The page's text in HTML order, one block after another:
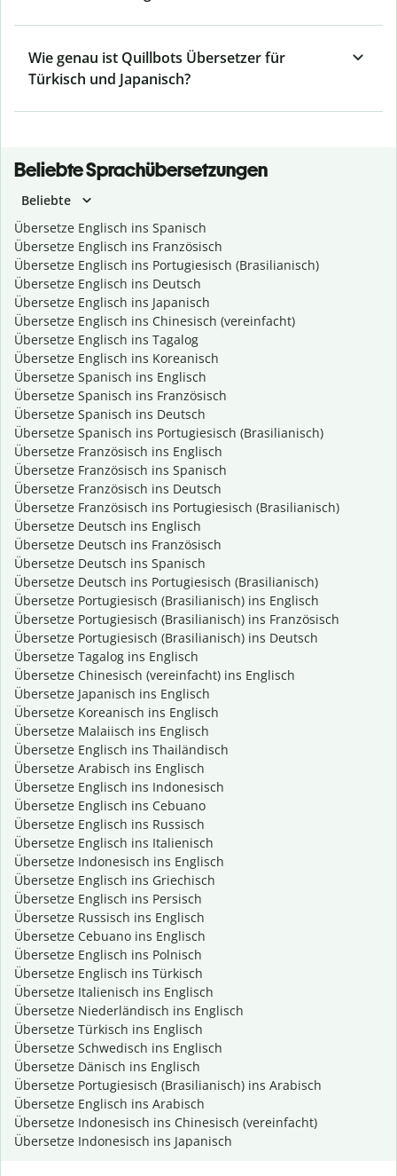
Wie genau ist Quillbots Übersetzer für
Türkisch und Japanisch?
Beliebte Sprachübersetzungen
Beliebte
Übersetze Englisch ins Spanisch
Übersetze Englisch ins Französisch
Übersetze Englisch ins Portugiesisch (Brasilianisch)
Übersetze Englisch ins Deutsch
Übersetze Englisch ins Japanisch
Übersetze Englisch ins Chinesisch (vereinfacht)
Übersetze Englisch ins Tagalog
Übersetze Englisch ins Koreanisch
Übersetze Spanisch ins Englisch
Übersetze Spanisch ins Französisch
Übersetze Spanisch ins Deutsch
Übersetze Spanisch ins Portugiesisch (Brasilianisch)
Übersetze Französisch ins Englisch
Übersetze Französisch ins Spanisch
Übersetze Französisch ins Deutsch
Übersetze Französisch ins Portugiesisch (Brasilianisch)
Übersetze Deutsch ins Englisch
Übersetze Deutsch ins Französisch
Übersetze Deutsch ins Spanisch
Übersetze Deutsch ins Portugiesisch (Brasilianisch)
Übersetze Portugiesisch (Brasilianisch) ins Englisch
Übersetze Portugiesisch (Brasilianisch) ins Französisch
Übersetze Portugiesisch (Brasilianisch) ins Deutsch
Übersetze Tagalog ins Englisch
Übersetze Chinesisch (vereinfacht) ins Englisch
Übersetze Japanisch ins Englisch
Übersetze Koreanisch ins Englisch
Übersetze Malaiisch ins Englisch
Übersetze Englisch ins Thailändisch
Übersetze Arabisch ins Englisch
Übersetze Englisch ins Indonesisch
Übersetze Englisch ins Cebuano
Übersetze Englisch ins Russisch
Übersetze Englisch ins Italienisch
Übersetze Indonesisch ins Englisch
Übersetze Englisch ins Griechisch
Übersetze Englisch ins Persisch
Übersetze Russisch ins Englisch
Übersetze Cebuano ins Englisch
Übersetze Englisch ins Polnisch
Übersetze Englisch ins Türkisch
Übersetze Italienisch ins Englisch
Übersetze Niederländisch ins Englisch
Übersetze Türkisch ins Englisch
Übersetze Schwedisch ins Englisch
Übersetze Dänisch ins Englisch
Übersetze Portugiesisch (Brasilianisch) ins Arabisch
Übersetze Englisch ins Arabisch
Übersetze Indonesisch ins Chinesisch (vereinfacht)
Übersetze Indonesisch ins Japanisch